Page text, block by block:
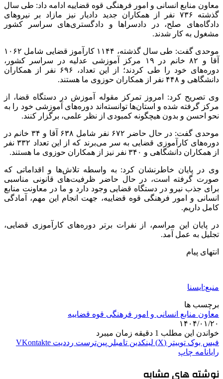
معاون منابع انسانی و امور فرهنگی قوه قضاییه ادامه داد: طی سال
گذشته ۷۳۶ نفر از همکاران جدید دادیار نیز مازاد بر نیروهای
دادگاه‌های صلح، در دادسراها و دادگستری‌های سراسر کشور
مشغول به کار شدند.
موحدی گفت: طی سال گذشته، ۱۱۴۴ کارآموز قضایی شامل ۱۰۶۲
آقا و ۸۲ خانم در ۱۹ مرکز آموزشی عدلیه در سراسر کشور،
دوره‌های خود را طی کردند؛ از این تعداد، ۶۹۶ نفر از همکاران
دانشگاهی و ۴۴۸ نفر از همکاران حوزوی ما هستند.
وی تصریح کرد: امروز تمرکز مقوله آموزش در دستگاه قضا، از
مرکز گرفته شده و استان‌ها توانسته‌اند دوره‌های آموزشی خود را به
نحو احسن و بدون هیچگونه کمبودی از نظر علمی، برگزار کنند.
موحدی گفت: در حال حاضر ۶۷۲ نفر شامل ۶۳۸ آقا و ۳۴ خانم در
دوره‌های کارآموزی قضایی به سر می‌برند که از این تعداد ۳۳۲ نفر
از همکاران دانشگاهی و ۳۴۰ نفر نیز از همکاران حوزوی ما هستند.
وی در پایان خاطرنشان کرد: به واسطه تلاش‌ها و اقداماتی که
صورت گرفته است، در حال حاضر ظرفیت‌های قانونی مناسبی
برای جذب نیرو در دستگاه قضایی وجود دارد و ما در معاونت منابع
انسانی و امور فرهنگی قوه قضاییه، جهت انجام این مهم، آمادگی
کامل داریم.
در پایان این مراسم، از نفرات برتر دوره‌های کارآموزی قضایی،
تجلیل به عمل آمد.
انتهای پیام
منبع:ایسنا
برچسب ها
معاون منابع انسانی و امور فرهنگی قوه قضاییه
۱۴۰۴/۰۱/۲۰
خواندن این مطلب 1 دقیقه زمان میبرد
فیس بوک توییتر (X) لینکدین ‫تامبلر ‫پین‌ترست ‫رددیت ‫VKontakte
رایانامه چاپ
نوشته های مشابه